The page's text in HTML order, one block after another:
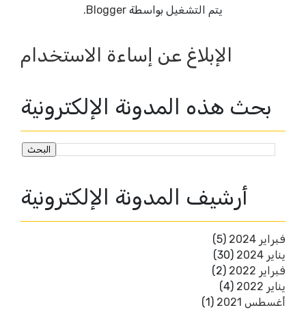
يتم التشغيل بواسطة Blogger
.
الإبلاغ عن إساءة الاستخدام
بحث هذه المدونة الإلكترونية
أرشيف المدونة الإلكترونية
فبراير 2024
(5)
يناير 2024
(30)
فبراير 2022
(2)
يناير 2022
(4)
أغسطس 2021
(1)